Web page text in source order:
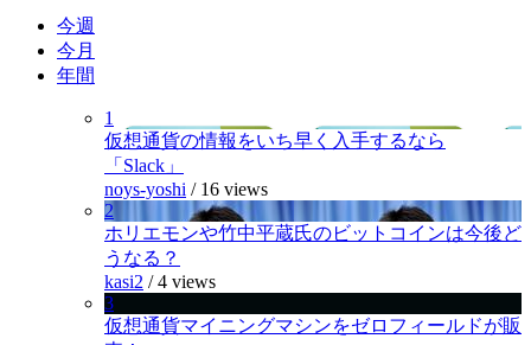
今週
今月
年間
1
仮想通貨の情報をいち早く入手するなら
「Slack」
noys-yoshi / 16 views
2
ホリエモンや竹中平蔵氏のビットコインは今後ど
うなる？
kasi2 /4 views
3
仮想通貨マイニングマシンをゼロフィールドが販